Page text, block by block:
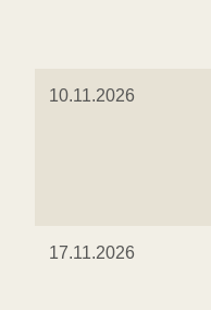
10.11.2026
17.11.2026